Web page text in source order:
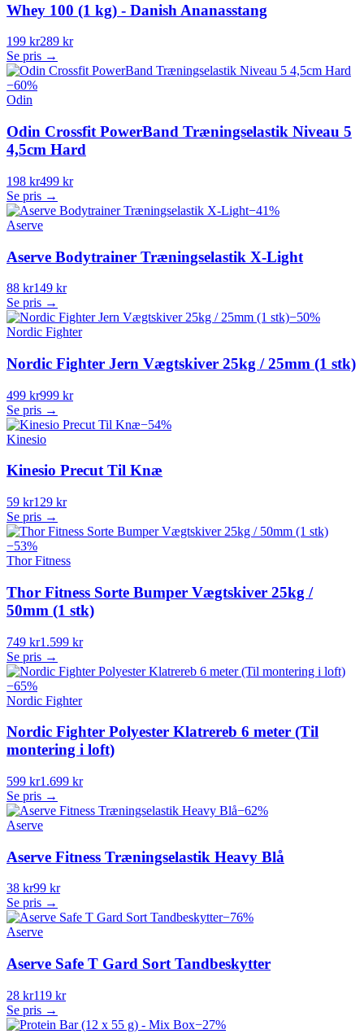
Whey 100 (1 kg) - Danish Ananasstang
199 kr289 kr
Se pris →
−60%
Odin
Odin Crossfit PowerBand Træningselastik Niveau 5
4,5cm Hard
198 kr499 kr
Se pris →
−41%
Aserve
Aserve Bodytrainer Træningselastik X-Light
88 kr149 kr
Se pris →
−50%
Nordic Fighter
Nordic Fighter Jern Vægtskiver 25kg / 25mm (1 stk)
499 kr999 kr
Se pris →
−54%
Kinesio
Kinesio Precut Til Knæ
59 kr129 kr
Se pris →
−53%
Thor Fitness
Thor Fitness Sorte Bumper Vægtskiver 25kg /
50mm (1 stk)
749 kr1.599 kr
Se pris →
−65%
Nordic Fighter
Nordic Fighter Polyester Klatrereb 6 meter (Til
montering i loft)
599 kr1.699 kr
Se pris →
−62%
Aserve
Aserve Fitness Træningselastik Heavy Blå
38 kr99 kr
Se pris →
−76%
Aserve
Aserve Safe T Gard Sort Tandbeskytter
28 kr119 kr
Se pris →
−27%